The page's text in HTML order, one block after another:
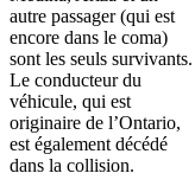
autre passager (qui est
encore dans le coma)
sont les seuls survivants.
Le conducteur du
véhicule, qui est
originaire de l’Ontario,
est également décédé
dans la collision.